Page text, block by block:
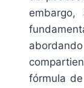
fórmula